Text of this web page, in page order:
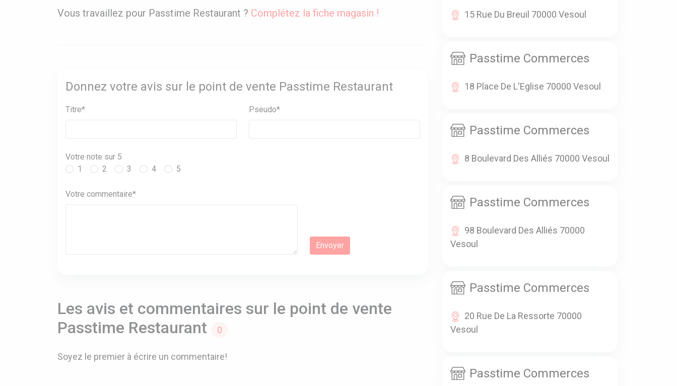
Vous travaillez pour Passtime Restaurant ? Complétez la fiche magasin !
Donnez votre avis sur le point de vente Passtime Restaurant
Titre* Pseudo*
Votre note sur 5
1
2 3 4 5
Votre commentaire*
Les avis et commentaires sur le point de vente
Passtime Restaurant
0
Soyez le premier à écrire un commentaire!
15 Rue Du Breuil 70000 Vesoul
Passtime Commerces
18 Place De L'Eglise 70000 Vesoul
Passtime Commerces
8 Boulevard Des Alliés 70000 Vesoul
Passtime Commerces
98 Boulevard Des Alliés 70000
Vesoul
Passtime Commerces
20 Rue De La Ressorte 70000
Vesoul
Passtime Commerces